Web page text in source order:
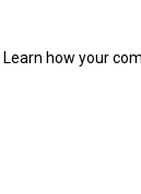
Learn how your